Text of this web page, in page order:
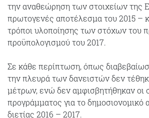
την αναθεώρηση των στοιχείων της
πρωτογενές αποτέλεσμα του 2015 –
τρόποι υλοποίησης των στόχων του
προϋπολογισμού του 2017.
Σε κάθε περίπτωση, όπως
την πλευρά των δανειστών δεν
μέτρων, ενώ δεν αμφισβητήθηκαν οι
προγράμματος για το δημοσιονομικό
διετίας 2016 – 2017.